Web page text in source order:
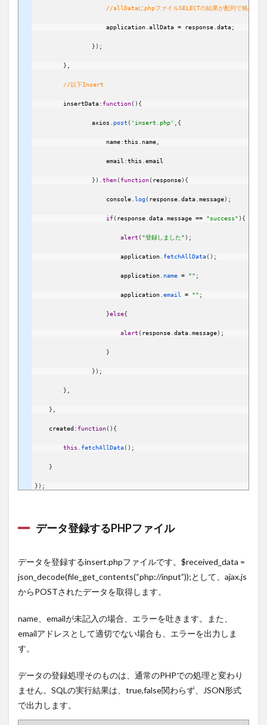
//allDataにphpファイルSELECTの結果が配列で格納され
application allData = response data;
} ) ;
}
//以下Insert
insertData: function( ) {
axios post ( 'insert.php' {
name:this name
email :this email
} ) then( function( response) {
console log ( response data message) ;
if( response data message == "success" ) {
alert ( "登録しました" ) ;
application fetchAllData( ) ;
application name = "" ;
application email = "" ;
}else{
alert ( response data message) ;
}
} ) ;
}
}
created : function( ) {
this fetchAllData( ) ;
}
} ) ;
データ登録するPHPファイル
データを登録するinsert.phpファイルです。$received_data =
json_decode(file_get_contents(“php://input”));として、ajax.js
からPOSTされたデータを取得します。
name、emailが未記入の場合、エラーを吐きます。また、
emailアドレスとして適切でない場合も、エラーを出力しま
す。
データの登録処理そのものは、通常のPHPでの処理と変わり
ません。SQLの実行結果は、true,false関わらず、JSON形式
で出力します。